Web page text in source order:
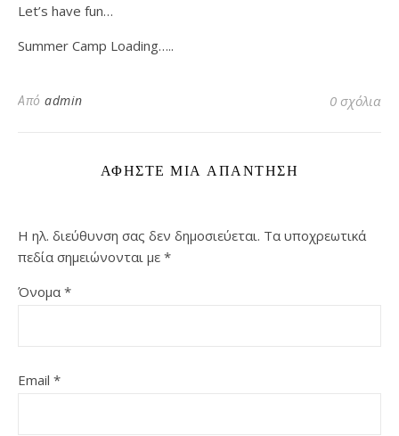
Let’s have fun…
Summer Camp Loading…..
Από admin 0 σχόλια
ΑΦΉΣΤΕ ΜΙΑ ΑΠΆΝΤΗΣΗ
Η ηλ. διεύθυνση σας δεν δημοσιεύεται. Τα υποχρεωτικά
πεδία σημειώνονται με *
Όνομα *
Email *